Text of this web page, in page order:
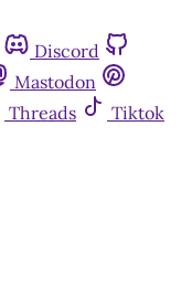
Discord
Mastodon
Threads
Tiktok